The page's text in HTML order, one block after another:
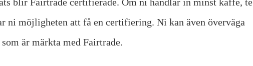
ni möjligheten att få en certifiering. Ni kan även överväga
är märkta med Fairtrade.